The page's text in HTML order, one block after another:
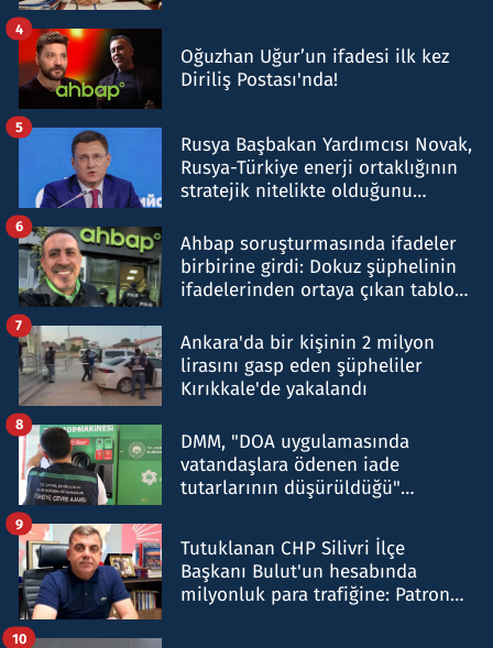
Oğuzhan Uğur’un ifadesi ilk kez
Diriliş Postası'nda!
4
Rusya Başbakan Yardımcısı Novak,
Rusya-Türkiye enerji ortaklığının
stratejik nitelikte olduğunu
5
Ahbap soruşturmasında ifadeler
birbirine girdi: Dokuz şüphelinin
ifadelerinden ortaya çıkan tablo
6
Ankara'da bir kişinin 2 milyon
lirasını gasp eden şüpheliler
Kırıkkale'de yakalandı
7
DMM, "DOA uygulamasında
vatandaşlara ödenen iade
tutarlarının düşürüldüğü"
8
Tutuklanan CHP Silivri İlçe
Başkanı Bulut'un hesabında
milyonluk para trafiğine: Patron
9
10